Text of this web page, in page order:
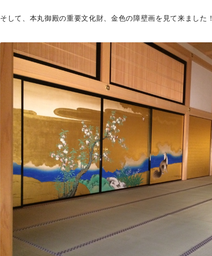
そして、本丸御殿の重要文化財、金色の障壁画を見て来ました！